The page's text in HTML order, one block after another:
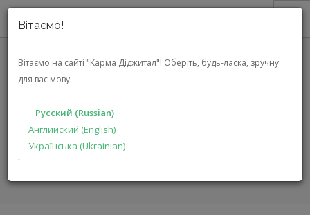
Вітаємо!
Вітаємо на сайті "Карма Діджитал"! Оберіть, будь-ласка, зручну
для вас мову:
Русский (Russian)
Английский (English)
Українська (Ukrainian)
`
О НАС
АКЦИИ
РЕШЕНИЯ
ПРОИЗВОДИТЕЛЯМ
ГЛАВНАЯ КАТАЛОГ